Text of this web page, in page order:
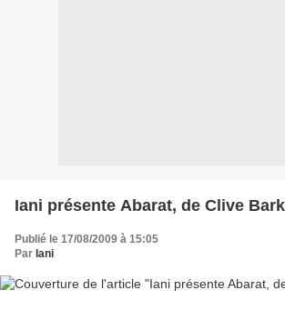
Iani présente Abarat, de Clive
Publié le 17/08/2009 à 15:05
Par Iani